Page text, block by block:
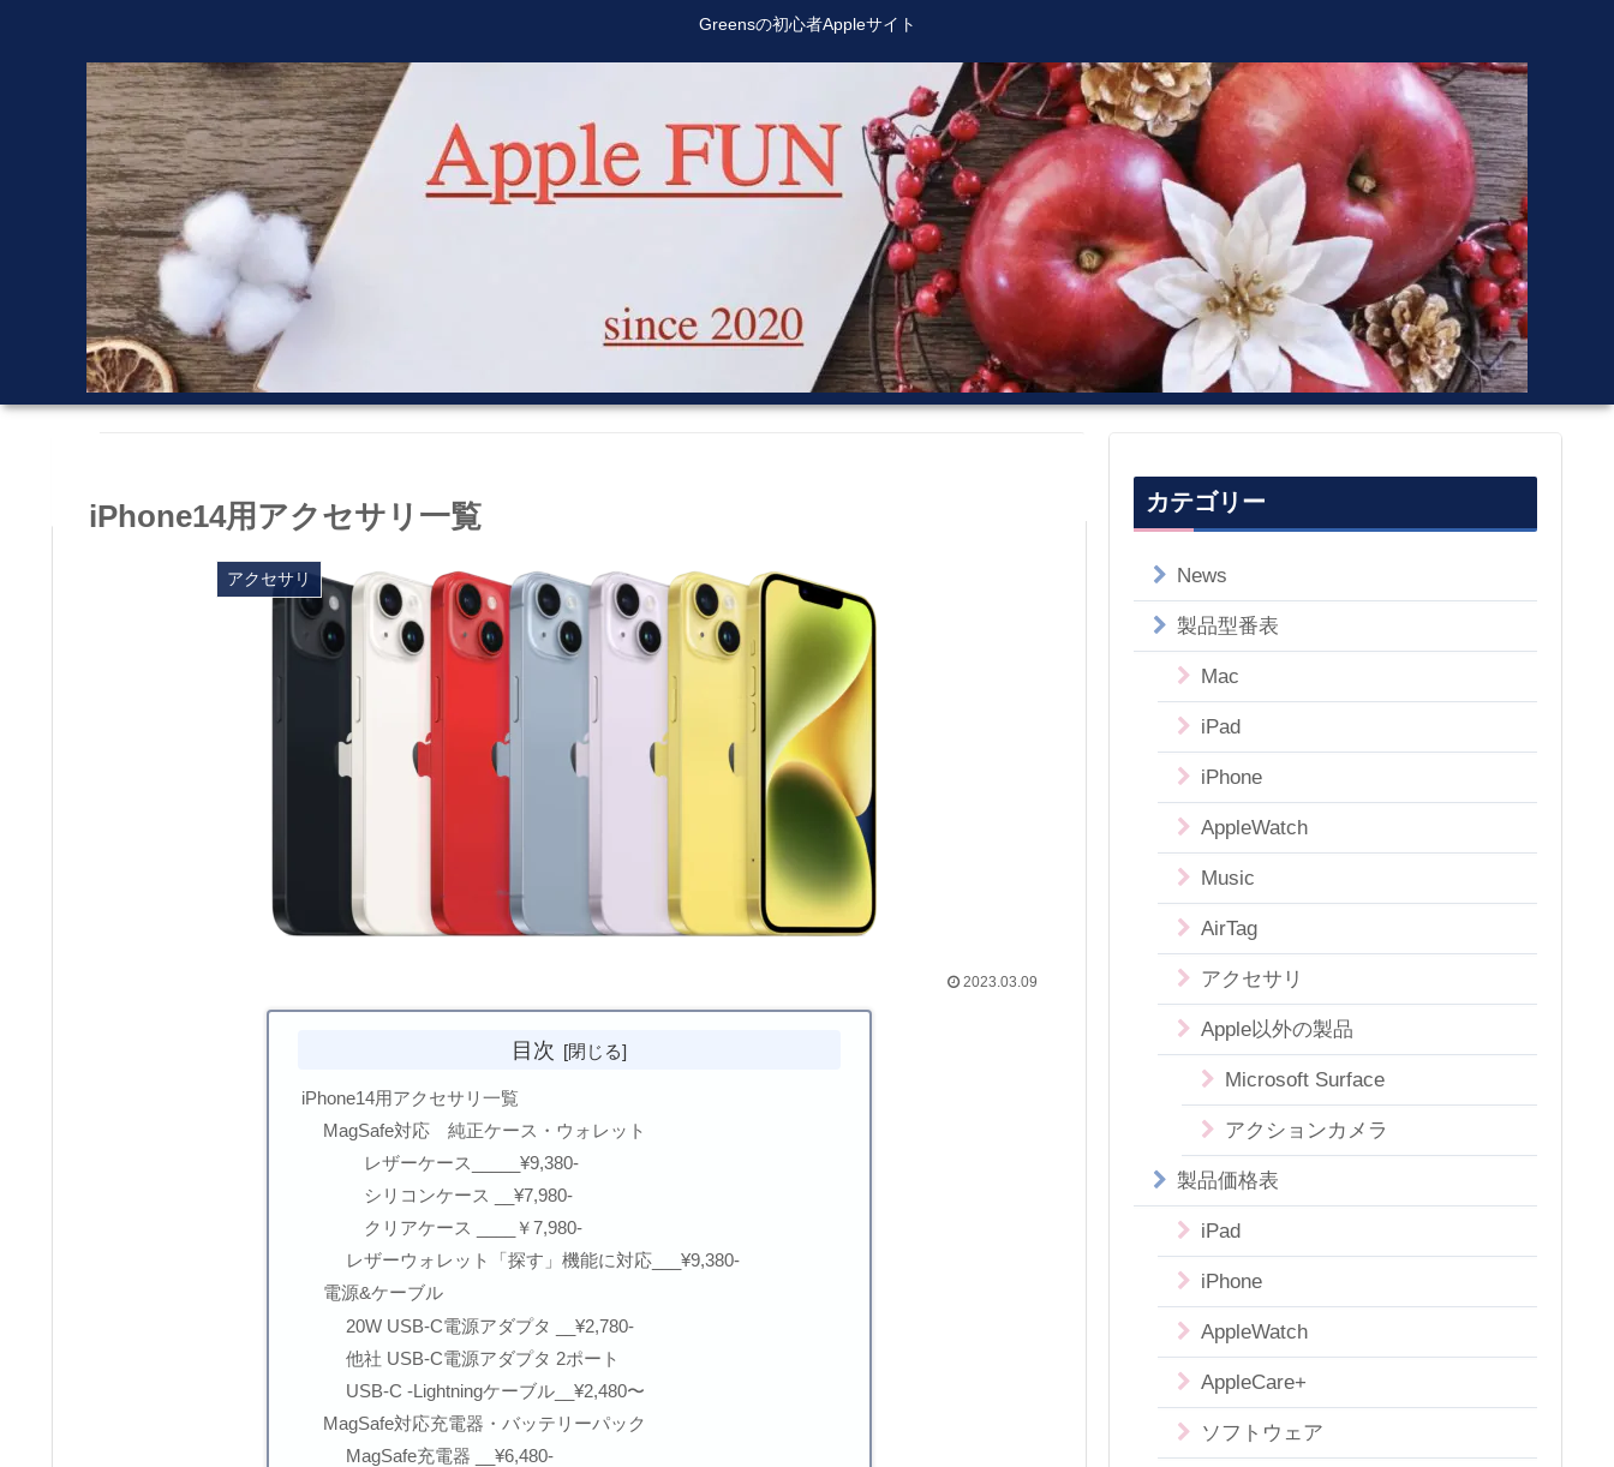
Greensの初心者Appleサイト
iPhone14用アクセサリ一覧
アクセサリ
2023.03.09
目次
iPhone14用アクセサリ一覧
MagSafe対応 純正ケース・ウォレット
レザーケース_____¥9,380-
シリコンケース __¥7,980-
クリアケース ____￥7,980-
レザーウォレット「探す」機能に対応___¥9,380-
電源&ケーブル
20W USB-C電源アダプタ __¥2,780-
他社 USB-C電源アダプタ 2ポート
USB-C -Lightningケーブル__¥2,480〜
MagSafe対応充電器・バッテリーパック
MagSafe充電器 __¥6,480-
カテゴリー
News
製品型番表
Mac
iPad
iPhone
AppleWatch
Music
AirTag
アクセサリ
Apple以外の製品
Microsoft Surface
アクションカメラ
製品価格表
iPad
iPhone
AppleWatch
AppleCare+
ソフトウェア